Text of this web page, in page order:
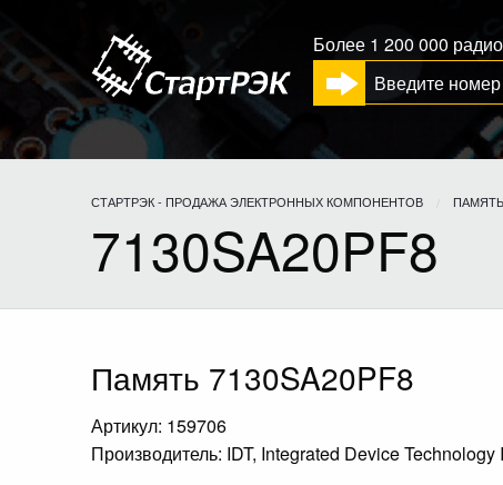
Более 1 200 000
СТАРТРЭК - ПРОДАЖА ЭЛЕКТРОННЫХ КОМПОНЕНТОВ ПАМЯТЬ
7130SA20PF8
Память 7130SA20PF8
Артикул: 159706
Производитель: IDT, Integrated Device Technology